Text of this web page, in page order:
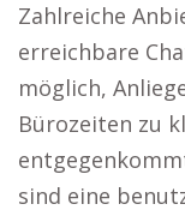
Zahlreiche
erreichbare
möglich,
Bürozeiten zu
sind eine